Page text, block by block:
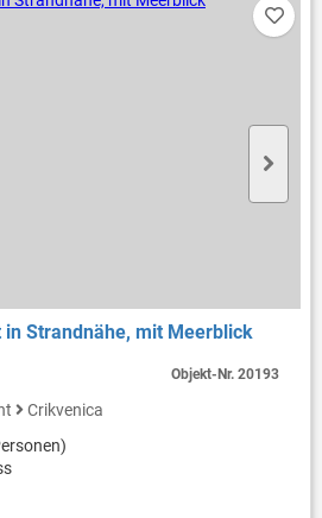
Strandnähe, mit Meerblick
Crikvenica
Objekt-Nr.20193